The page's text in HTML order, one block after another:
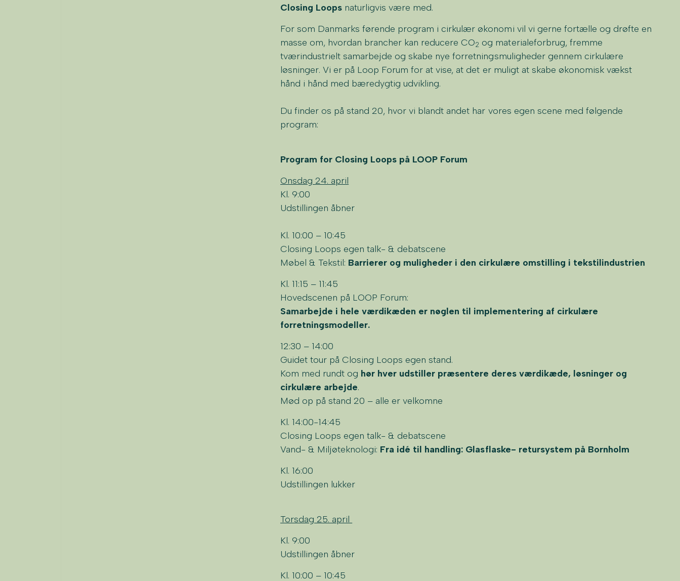
Closing Loops naturligvis være med.
For som Danmarks førende program i cirkulær økonomi vil vi gerne fortælle og drøfte en
masse om, hvordan brancher kan reducere CO2 og materialeforbrug, fremme
tværindustrielt samarbejde og skabe nye forretningsmuligheder gennem cirkulære
løsninger. Vi er på Loop Forum for at vise, at det er muligt at skabe økonomisk vækst
hånd i hånd med bæredygtig udvikling.
Du finder os på stand 20, hvor vi blandt andet har vores egen scene med følgende
program:
Program for Closing Loops på LOOP Forum
Onsdag 24. april
Kl. 9:00
Udstillingen åbner
Kl. 10:00 – 10:45
Closing Loops egen talk- & debatscene
Møbel & Tekstil: Barrierer og muligheder i den cirkulære omstilling i tekstilindustrien
Kl. 11:15 – 11:45
Hovedscenen på LOOP Forum:
Samarbejde i hele værdikæden er nøglen til implementering af cirkulære
forretningsmodeller.
12:30 – 14:00
Guidet tour på Closing Loops egen stand.
Kom med rundt og hør hver udstiller præsentere deres værdikæde, løsninger og
cirkulære arbejde.
Mød op på stand 20 – alle er velkomne
Kl. 14:00-14:45
Closing Loops egen talk- & debatscene
Vand- & Miljøteknologi: Fra idé til handling: Glasflaske- retursystem på Bornholm
Kl. 16:00
Udstillingen lukker
Torsdag 25. april
Kl. 9:00
Udstillingen åbner
Kl. 10:00 – 10:45